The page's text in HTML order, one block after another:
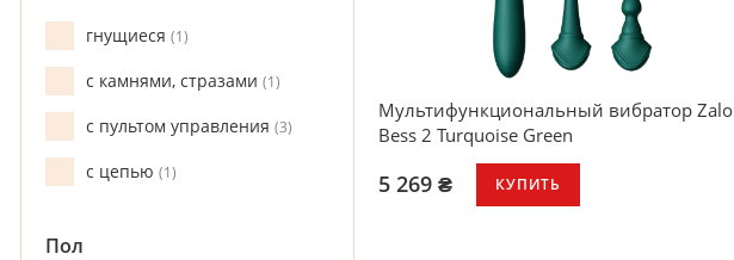
Мультифункциональный вибратор Zalo
Bess 2 Turquoise Green
5 269 ₴ КУПИТЬ
гнущиеся 1
с камнями, стразами 1
с пультом управления 3
с цепью 1
Пол